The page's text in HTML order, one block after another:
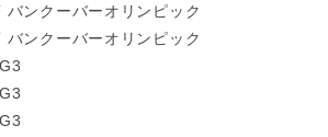
バンクーバーオリンピック
バンクーバーオリンピック